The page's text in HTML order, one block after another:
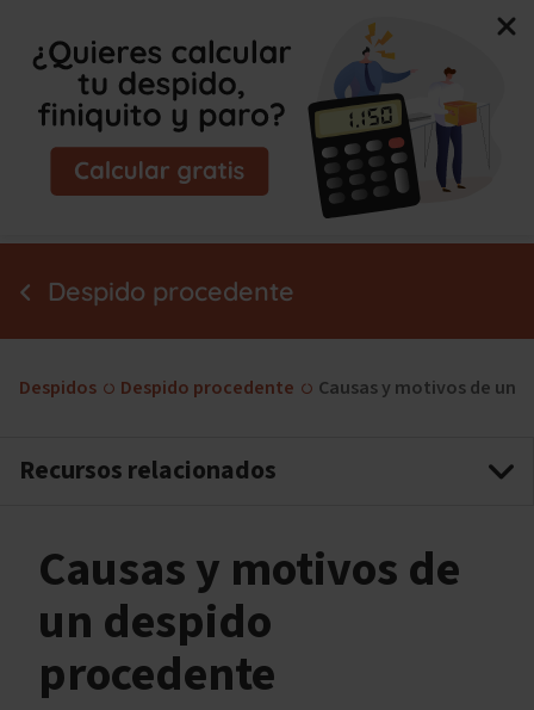
Nuevo libro de Jorge Campmany:
El Método MAPA, la
guía paso a paso para tu incapacidad permanente.
¡Consíguelo ya!
Despido procedente
Despidos Despido procedente Causas y motivos de un
Causas y motivos de
un despido
procedente
Recursos relacionados
Finiquito por despido procedente
Preaviso en el despido procedente
Derecho a paro en el despido procedente